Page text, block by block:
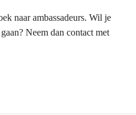
naar ambassadeurs. Wil je
Neem dan contact met